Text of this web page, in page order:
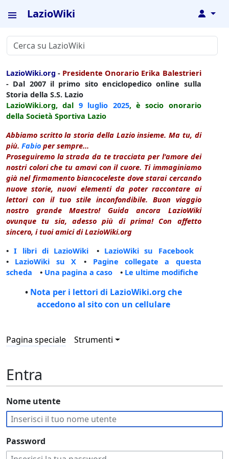
LazioWiki ↓
LazioWiki.org - Presidente Onorario Erika Balestrieri
- Dal 2007 il primo sito enciclopedico online sulla
Storia della S.S. Lazio
LazioWiki.org, dal 9 luglio 2025, è socio onorario
della Società Sportiva Lazio
Abbiamo scritto la storia della Lazio insieme. Ma tu, di
più. Fabio per sempre...
Proseguiremo la strada da te tracciata per l'amore dei
nostri colori che tu amavi con il cuore. Ti immaginiamo
già nel firmamento biancoceleste dove starai cercando
nuove storie, nuovi elementi da poter raccontare ai
lettori con il tuo stile inconfondibile. Buon viaggio
nostro grande Maestro! Guida ancora LazioWiki
ovunque tu sia, adesso più di prima! Con affetto
sincero, i tuoi amici di LazioWiki.org
•I libri di LazioWiki • LazioWiki su Facebook
• LazioWiki su X • Pagine collegate a questa
scheda • Una pagina a caso • Le ultime modifiche
• Nota per i lettori di LazioWiki.org che
accedono al sito con un cellulare
Pagina speciale Strumenti
Entra
Nome utente
Password